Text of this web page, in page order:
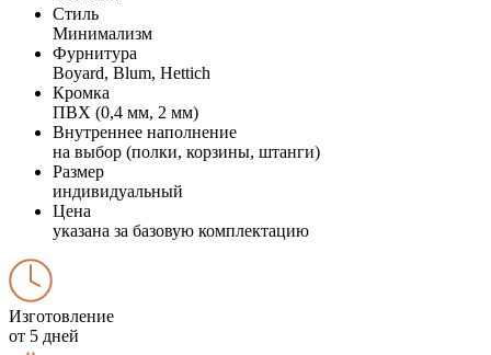
Стиль
Минимализм
Фурнитура
Boyard, Blum, Hettich
Кромка
ПВХ (0,4 мм, 2 мм)
Внутреннее наполнение
на выбор (полки, корзины, штанги)
Размер
индивидуальный
Цена
указана за базовую комплектацию
Изготовление
от 5 дней